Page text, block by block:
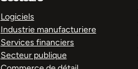
Logiciels
Industrie manufacturiere
Services financiers
Secteur publique